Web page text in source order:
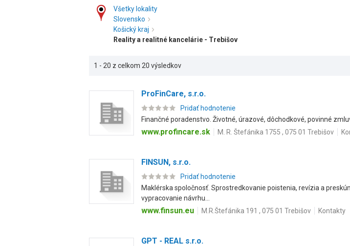
Všetky lokality
Slovensko
Košický kraj
Reality a realitné kancelárie - Trebišov
1 - 20 z celkom 20 výsledkov
ProFinCare, s.r.o.
Pridať hodnotenie
Finančné poradenstvo. Životné, úrazové, dôchodkové, povinné
www.profincare.sk M. R. Štefánika 1755 , 075 01 Trebišov
FINSUN, s.r.o.
Pridať hodnotenie
Maklérska spoločnosť. Sprostredkovanie poistenia, revízia a
vypracovanie návrhu...
www.finsun.eu M.R.Štefánika 191 , 075 01 Trebišov Kontakty
GPT - REAL s.r.o.